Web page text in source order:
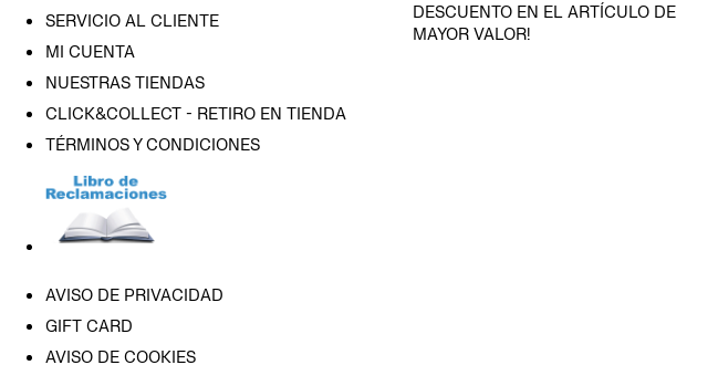
SERVICIO AL CLIENTE
MI CUENTA
NUESTRAS TIENDAS
CLICK&COLLECT - RETIRO EN TIENDA
TÉRMINOS Y CONDICIONES
AVISO DE PRIVACIDAD
GIFT CARD
AVISO DE COOKIES
DESCUENTO EN EL ARTÍCULO DE
MAYOR VALOR!